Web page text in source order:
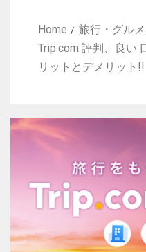
Home
旅行・グルメ
Trip.com 評判、良い
リットとデメリット!!